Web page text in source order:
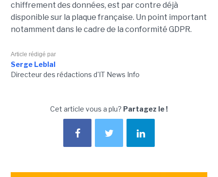
chiffrement des données, est par contre déjà
disponible sur la plaque française. Un point important
notamment dans le cadre de la conformité GDPR.
Article rédigé par
Serge Leblal
Directeur des rédactions d'IT News Info
Cet article vous a plu? Partagez le !